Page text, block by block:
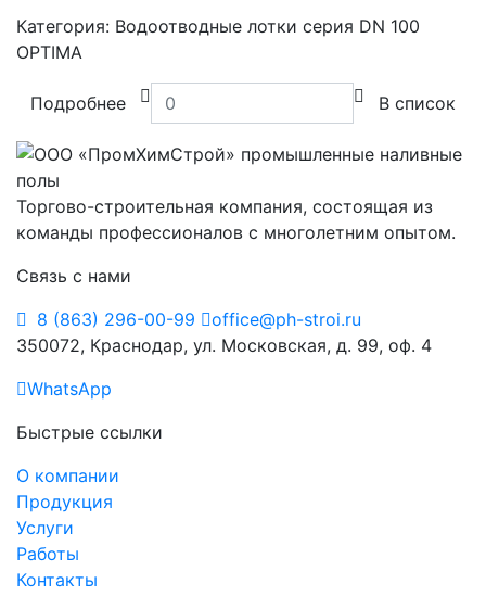
Категория: Водоотводные лотки серия DN 100
OPTIMA
Подробнее В список
Торгово-строительная компания, состоящая из
команды профессионалов с многолетним опытом.
Связь с нами
8 (863) 296-00-99
office@ph-stroi.ru
350072, Краснодар, ул. Московская, д. 99, оф. 4
WhatsApp
Быстрые ссылки
О компании
Продукция
Услуги
Работы
Контакты